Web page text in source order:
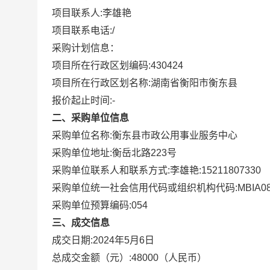
项目联系人:李雄艳
项目联系电话:/
采购计划信息：
项目所在行政区划编码:430424
项目所在行政区划名称:湖南省衡阳市衡东县
报价起止时间:-
二、采购单位信息
采购单位名称:衡东县市政公用事业服务中心
采购单位地址:衡岳北路223号
采购单位联系人和联系方式:李雄艳:15211807330
采购单位统一社会信用代码或组织机构代码:
采购单位预算编码:054
三、成交信息
成交日期:2024年5月6日
总成交金额（元）:48000 （人民币）